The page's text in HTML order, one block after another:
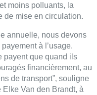
moins polluants, la
de mise en circulation.
annuelle, nous devons
à l’usage.
payent que quand ils
financièrement, au
de transport”, souligne
Van den Brandt, à